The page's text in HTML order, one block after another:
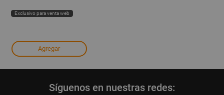
Exclusivo para venta web
Agregar
Síguenos en nuestras redes: